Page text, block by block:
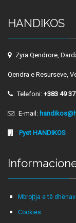
HANDIKOS
Zyra Qendrore,
Qendra e Resurseve,
Telefoni: +383 49
E-mail:
Pyet HANDIKOS
Mbrojtja e të
Cookies.